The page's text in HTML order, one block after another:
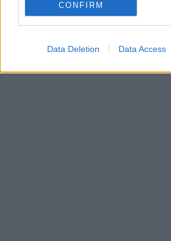
CONFIRM
Data Deletion Data Access